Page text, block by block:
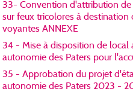
33- Convention d'attribution
sur feux tricolores à
voyantes ANNEXE
34 - Mise à disposition de local
autonomie des Paters pour
35 - Approbation du projet
autonomie des Paters 2023 -